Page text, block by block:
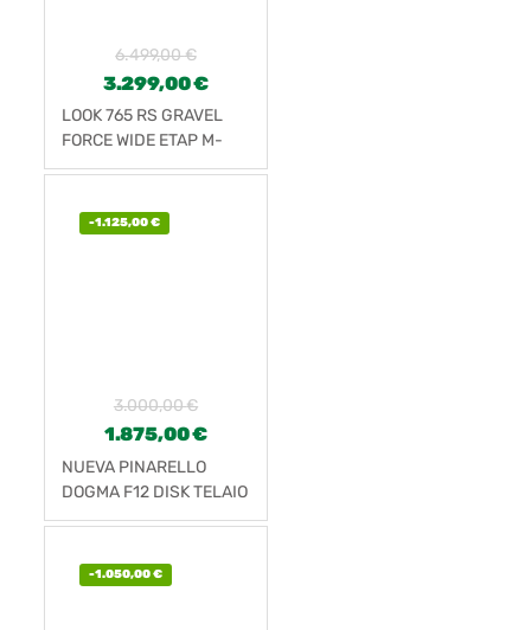
6.499,00€
3.299,00€
LOOK 765 RS GRAVEL
FORCE WIDE ETAP M-
CL700C (2022)
-1.125,00€
3.000,00€
1.875,00€
NUEVA PINARELLO
DOGMA F12 DISK TELAIO
-1.050,00€